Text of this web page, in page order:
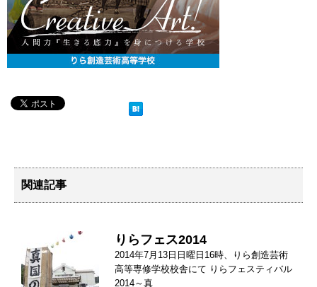
関連記事
りらフェス2014
2014年7月13日日曜日16時、りら創造芸術
高等専修学校校舎にて りらフェスティバル
2014～真